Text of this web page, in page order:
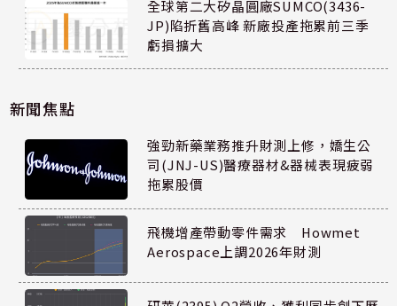
全球第二大矽晶圓廠SUMCO(3436-
JP)陷折舊高峰 新廠投產拖累前三季
虧損擴大
新聞焦點
強勁新藥業務推升財測上修，嬌生公
司(JNJ-US)醫療器材&器械表現疲弱
拖累股價
飛機增產帶動零件需求 Howmet
Aerospace上調2026年財測